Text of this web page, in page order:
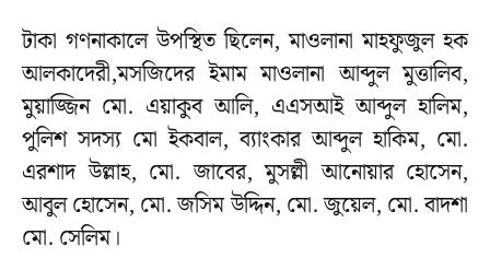
টাকা গণনাকালে উপস্থিত ছিলেন, মাওলানা মাহফুজুল হক
আলকাদেরী,মসজিদের ইমাম মাওলানা আব্দুল মুত্তালিব,
মুয়াজ্জিন মো. এয়াকুব আলি, এএসআই আব্দুল হালিম,
পুলিশ সদস্য মো ইকবাল, ব্যাংকার আব্দুল হাকিম, মো.
এরশাদ উল্লাহ, মো. জাবের, মুসল্লী আনোয়ার হোসেন,
আবুল হোসেন, মো. জসিম উদ্দিন, মো. জুয়েল, মো. বাদশা
মো. সেলিম।